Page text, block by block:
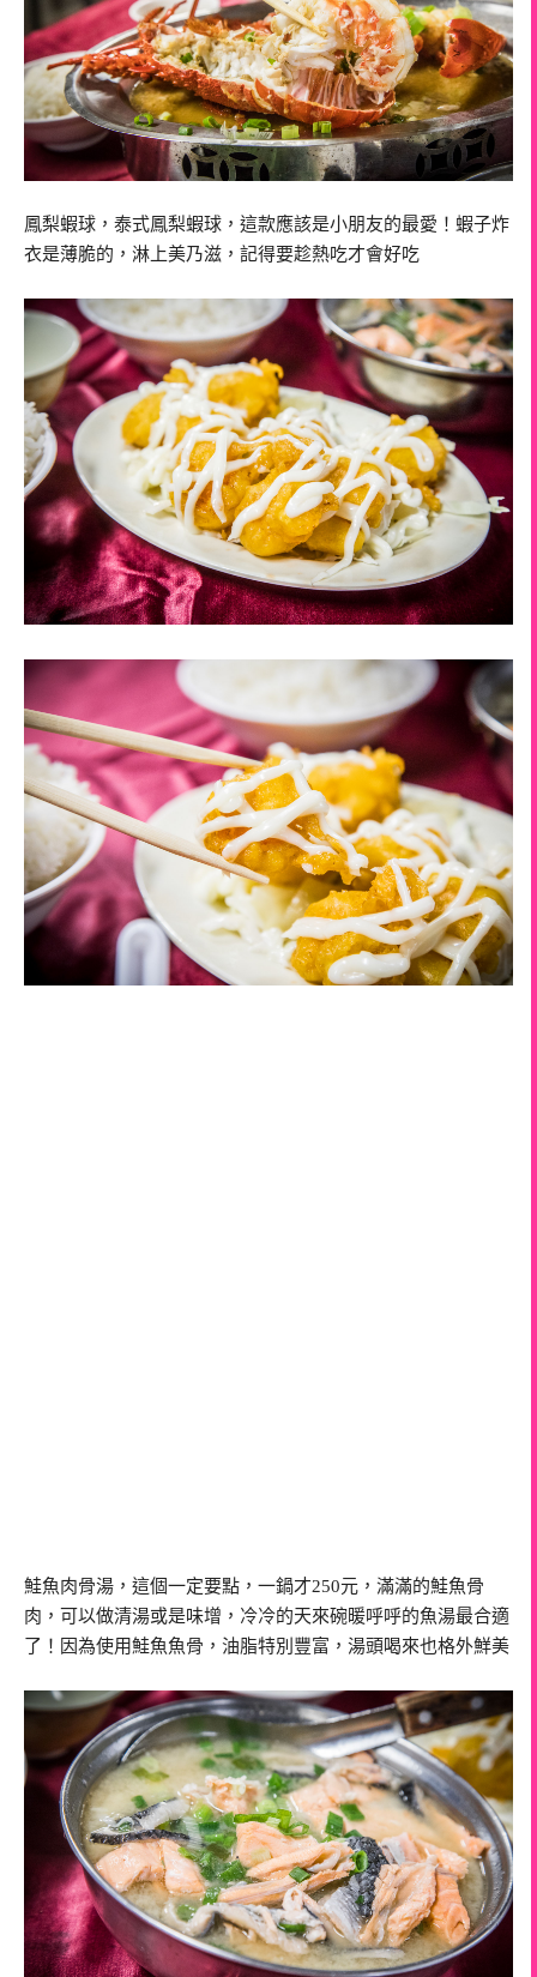
鳳梨蝦球，泰式鳳梨蝦球，這款應該是小朋友的最愛！蝦子炸
衣是薄脆的，淋上美乃滋，記得要趁熱吃才會好吃
鮭魚肉骨湯，這個一定要點，一鍋才250元，滿滿的鮭魚骨
肉，可以做清湯或是味增，冷冷的天來碗暖呼呼的魚湯最合適
了！因為使用鮭魚魚骨，油脂特別豐富，湯頭喝來也格外鮮美